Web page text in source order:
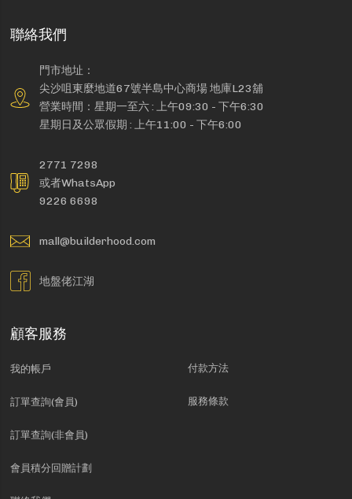
聯絡我們
門市地址：
尖沙咀東麼地道67號半島中心商場 地庫L23舖
營業時間：星期一至六 : 上午09:30 - 下午6:30
星期日及公眾假期 : 上午11:00 - 下午6:00
2771 7298
或者WhatsApp
9226 6698
mall@builderhood.com
地盤佬江湖
顧客服務
我的帳戶
訂單查詢(會員)
訂單查詢(非會員)
會員積分回贈計劃
付款方法
服務條款